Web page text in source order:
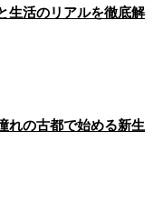
生活のリアルを徹底解
れの古都で始める新生